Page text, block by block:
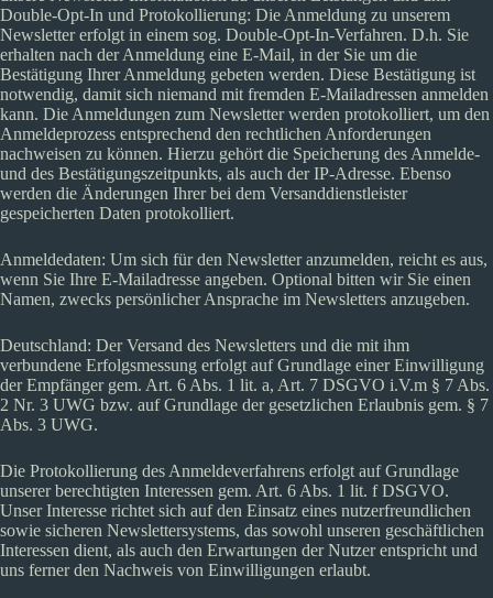
Double-Opt-In und Protokollierung: Die Anmeldung zu unserem
Newsletter erfolgt in einem sog. Double-Opt-In-Verfahren. D.h. Sie
erhalten nach der Anmeldung eine E-Mail, in der Sie um die
Bestätigung Ihrer Anmeldung gebeten werden. Diese Bestätigung ist
notwendig, damit sich niemand mit fremden E-Mailadressen anmelden
kann. Die Anmeldungen zum Newsletter werden protokolliert, um den
Anmeldeprozess entsprechend den rechtlichen Anforderungen
nachweisen zu können. Hierzu gehört die Speicherung des Anmelde-
und des Bestätigungszeitpunkts, als auch der IP-Adresse. Ebenso
werden die Änderungen Ihrer bei dem Versanddienstleister
gespeicherten Daten protokolliert.
Anmeldedaten: Um sich für den Newsletter anzumelden, reicht es aus,
wenn Sie Ihre E-Mailadresse angeben. Optional bitten wir Sie einen
Namen, zwecks persönlicher Ansprache im Newsletters anzugeben.
Deutschland: Der Versand des Newsletters und die mit ihm
verbundene Erfolgsmessung erfolgt auf Grundlage einer Einwilligung
der Empfänger gem. Art. 6 Abs. 1 lit. a, Art. 7 DSGVO i.V.m § 7 Abs.
2 Nr. 3 UWG bzw. auf Grundlage der gesetzlichen Erlaubnis gem. § 7
Abs. 3 UWG.
Die Protokollierung des Anmeldeverfahrens erfolgt auf Grundlage
unserer berechtigten Interessen gem. Art. 6 Abs. 1 lit. f DSGVO.
Unser Interesse richtet sich auf den Einsatz eines nutzerfreundlichen
sowie sicheren Newslettersystems, das sowohl unseren geschäftlichen
Interessen dient, als auch den Erwartungen der Nutzer entspricht und
uns ferner den Nachweis von Einwilligungen erlaubt.